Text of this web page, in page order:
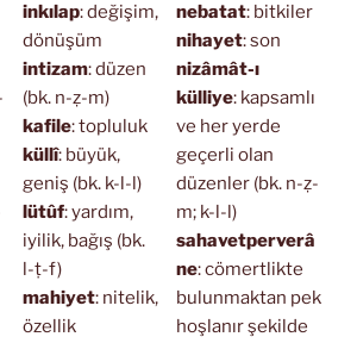
inkılap: değişim,
dönüşüm
intizam: düzen
(bk. n-ẓ-m)
kafile: topluluk
küllî: büyük,
geniş (bk. k-l-l)
lütûf: yardım,
iyilik, bağış (bk.
l-ṭ-f)
mahiyet: nitelik,
özellik
nebatat: bitkiler
nihayet: son
nizâmât-ı
külliye: kapsamlı
ve her yerde
geçerli olan
düzenler (bk. n-ẓ-
m; k-l-l)
sahavetperverâ
ne: cömertlikte
bulunmaktan pek
hoşlanır şekilde